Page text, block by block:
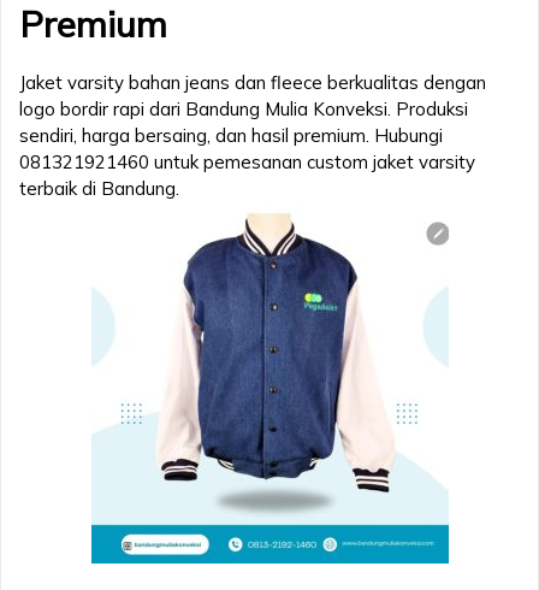
Premium
Jaket varsity bahan jeans dan fleece berkualitas dengan
logo bordir rapi dari Bandung Mulia Konveksi. Produksi
sendiri, harga bersaing, dan hasil premium. Hubungi
081321921460 untuk pemesanan custom jaket varsity
terbaik di Bandung.